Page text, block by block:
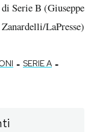
Serie B (Giuseppe
Zanardelli/LaPresse)
- SERIE A -